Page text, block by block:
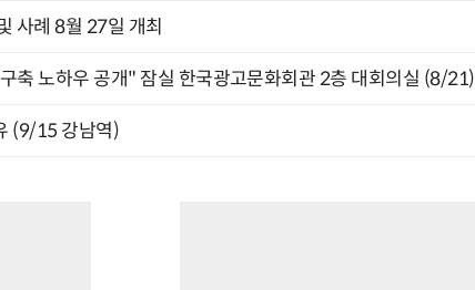
사례 8월 27일 개최
축 노하우 공개" 잠실 한국광고문화회관 2층 대회의실 (8/21)
(9/15 강남역)